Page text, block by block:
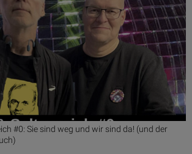
#0: Sie sind weg und wir sind da! (und der